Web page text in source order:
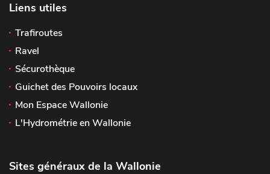
Liens utiles
Trafiroutes
Ravel
Sécurothèque
Guichet des Pouvoirs locaux
Mon Espace Wallonie
L'Hydrométrie en Wallonie
Sites généraux de la Wallonie